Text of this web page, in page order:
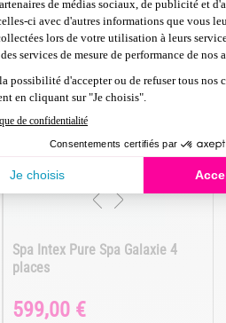
Spa Intex Pure Spa Galaxie 4
places
Prix
599,00 €